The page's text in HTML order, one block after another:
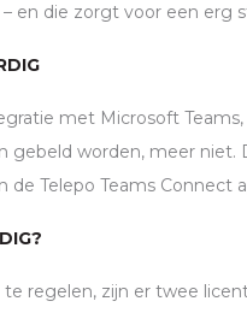
en die zorgt voor een
met Microsoft
gebeld worden, meer niet.
Telepo Teams Connect
regelen, zijn er twee